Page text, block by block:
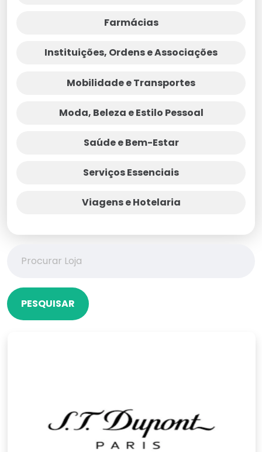
Farmácias
Instituições, Ordens e Associações
Mobilidade e Transportes
Moda, Beleza e Estilo Pessoal
Saúde e Bem-Estar
Serviços Essenciais
Viagens e Hotelaria
PESQUISAR